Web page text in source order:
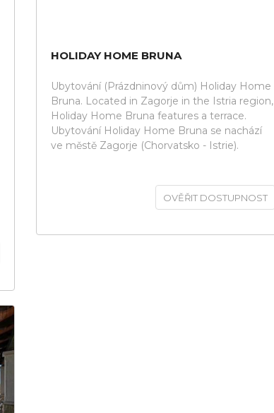
HOLIDAY HOME BRUNA
Ubytování (Prázdninový dům) Holiday Home
Bruna. Located in Zagorje in the Istria region,
Holiday Home Bruna features a terrace.
Ubytování Holiday Home Bruna se nachází
ve městě Zagorje (Chorvatsko - Istrie).
OVĚŘIT DOSTUPNOST